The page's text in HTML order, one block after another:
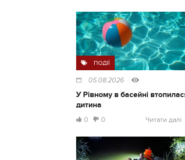
ПОДІЇ
05.08.2026
У Рівному в басейні
дитина
0 0 Читати далі